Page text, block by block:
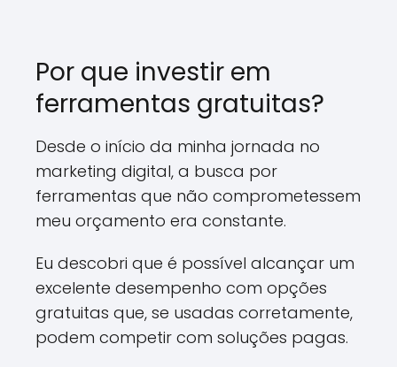
Por que investir em
ferramentas gratuitas?
Desde o início da minha jornada no
marketing digital, a busca por
ferramentas que não comprometessem
meu orçamento era constante.
Eu descobri que é possível alcançar um
excelente desempenho com opções
gratuitas que, se usadas corretamente,
podem competir com soluções pagas.